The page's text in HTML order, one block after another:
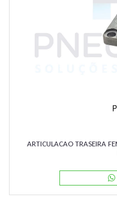
ARTICULACAO TRASEIRA